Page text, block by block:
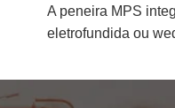
A peneira MPS
eletrofundida ou